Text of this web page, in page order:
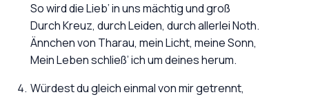
So wird die Lieb’ in uns mächtig und groß
Durch Kreuz, durch Leiden, durch allerlei Noth.
Ännchen von Tharau, mein Licht, meine Sonn,
Mein Leben schließ’ ich um deines herum.
Würdest du gleich einmal von mir getrennt,